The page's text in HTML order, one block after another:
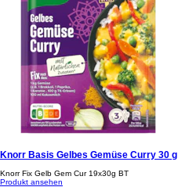
Knorr Basis Gelbes Gemüse Curry 30 g
Knorr Fix Gelb Gem Cur 19x30g BT
Produkt ansehen